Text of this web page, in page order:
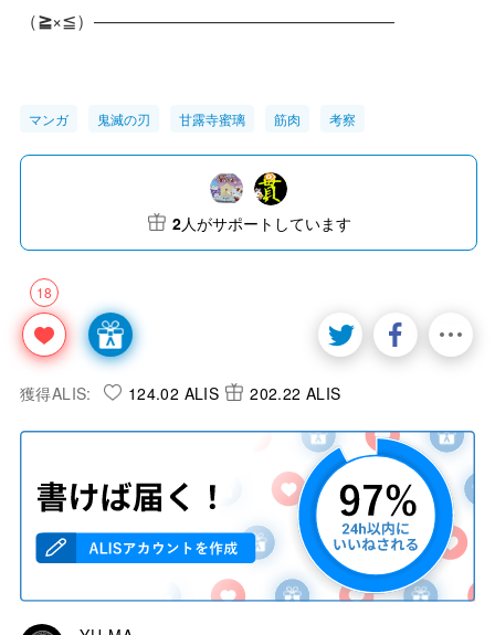
（≧×≦）—————————————————
マンガ 鬼滅の刃 甘露寺蜜璃 筋肉 考察
18
2人がサポートしています
獲得ALIS: 124.02 ALIS 202.22 ALIS